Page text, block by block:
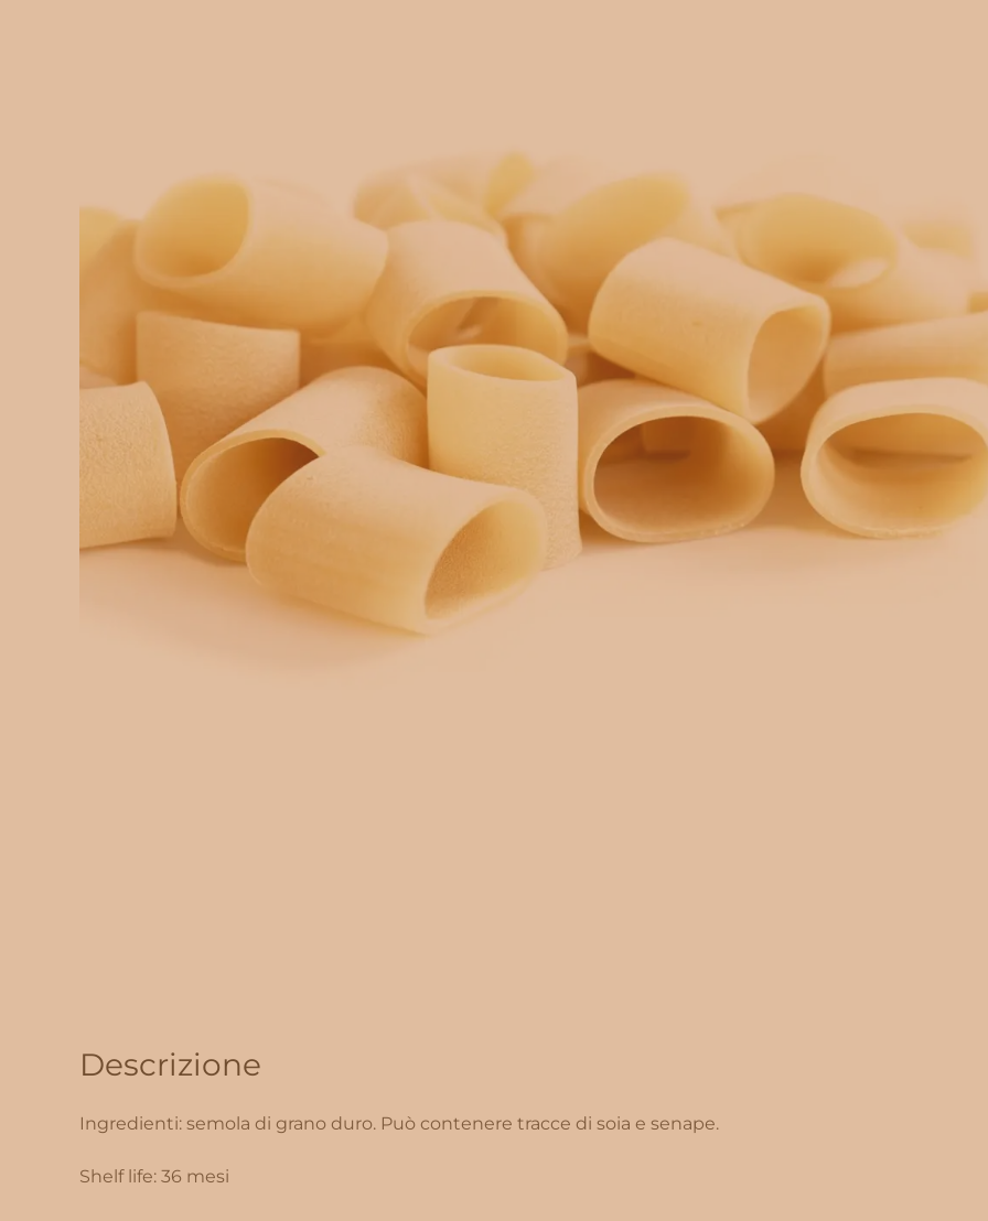
Tempo di cottura: 14 minuti
Paese di coltivazione del grano: Italia
Paese di molitura: Italia
quantità
PASTA DI SEMOLA
Descrizione
Ingredienti: semola di grano duro. Può contenere tracce di soia e senape.
Shelf life: 36 mesi